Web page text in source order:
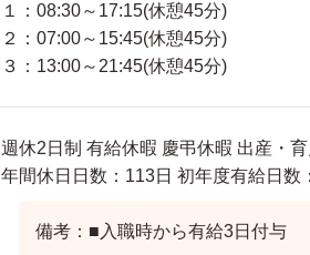
１：08:30～17:15(休憩45分)
２：07:00～15:45(休憩45分)
３：13:00～21:45(休憩45分)
週休2日制 有給休暇 慶弔休暇 出産・
年間休日日数：113日 初年度有給日数
備考：■入職時から有給3日付与